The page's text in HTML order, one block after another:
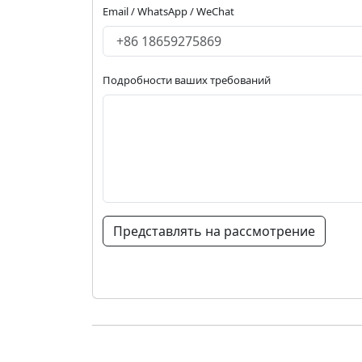
Email / WhatsApp / WeChat
Подробности ваших требований
Представлять на рассмотрение